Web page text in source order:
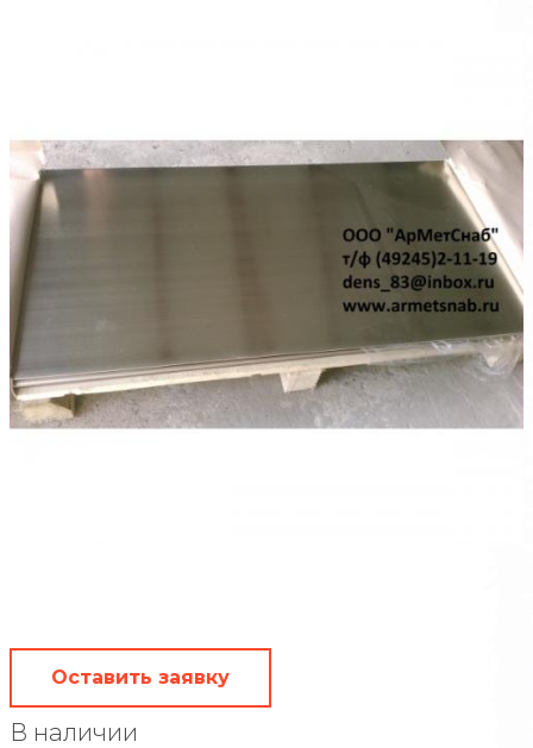
Оставить заявку
В наличии